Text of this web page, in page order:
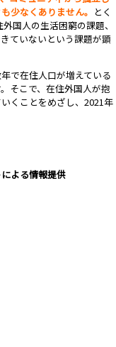
少なくありません。 とく
国人の生活困窮の課題、
ていないという課題が顕
で在住人口が増えている
そこで、在住外国人が抱
くことをめざし、2021年
よる情報提供